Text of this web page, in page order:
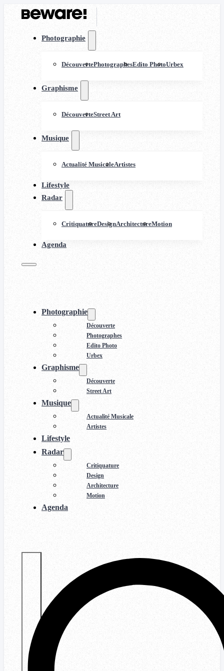
Photographie
DécouvertePhotographesEdito PhotoUrbex
Graphisme
DécouverteStreet Art
Musique
Actualité MusicaleArtistes
Lifestyle
Radar
CritiquatureDesignArchitectureMotion
Agenda
Photographie
Découverte
Photographes
Edito Photo
Urbex
Graphisme
Découverte
Street Art
Musique
Actualité Musicale
Artistes
Lifestyle
Radar
Critiquature
Design
Architecture
Motion
Agenda